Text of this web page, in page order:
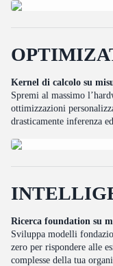
Kernel di calcolo su
Spremi al massimo
ottimizzazioni
drasticamente inferenza
OPTIMIZA
Ricerca foundation su
Sviluppa modelli
zero per rispondere alle
complesse della tua
INTELLIG